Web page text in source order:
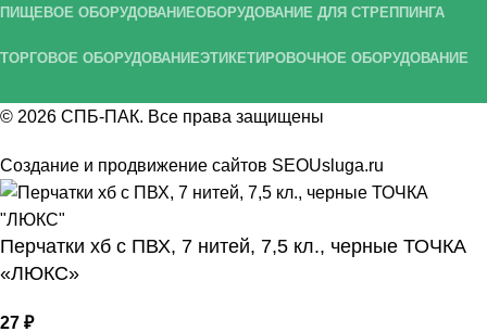
ПИЩЕВОЕ ОБОРУДОВАНИЕОБОРУДОВАНИЕ ДЛЯ СТРЕППИНГА
ТОРГОВОЕ ОБОРУДОВАНИЕЭТИКЕТИРОВОЧНОЕ ОБОРУДОВАНИЕ
© 2026 СПБ-ПАК. Все права защищены
Создание и продвижение сайтов SEOUsluga.ru
Перчатки хб с ПВХ, 7 нитей, 7,5 кл., черные ТОЧКА
«ЛЮКС»
27 ₽